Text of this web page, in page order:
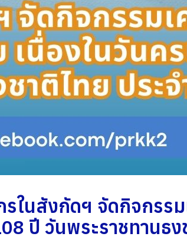
ในสังกัดฯ จัดกิจกรร
ปี วันพระราชทานธ